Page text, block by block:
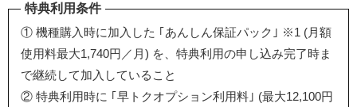
特典利用条件
① 機種購入時に加入した ｢あんしん保証パック｣ ※1 (月額
使用料最大1,740円／月) を、特典利用の申し込み完了時ま
で継続して加入していること
② 特典利用時に ｢早トクオプション利用料｣ (最大12,100円